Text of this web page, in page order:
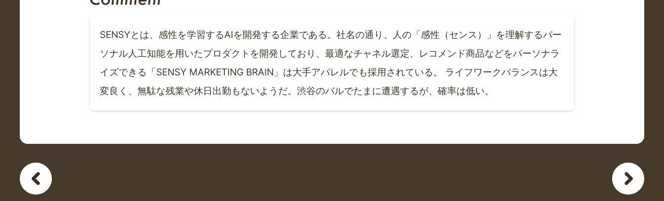
SENSYとは、感性を学習するAIを開発する企業である。社名の通り、人の「感性（センス）」を理解するパー
ソナル人工知能を用いたプロダクトを開発しており、最適なチャネル選定、レコメンド商品などをパーソナラ
イズできる「SENSY MARKETING BRAIN」は大手アパレルでも採用されている。 ライフワークバランスは大
変良く、無駄な残業や休日出勤もないようだ。渋谷のバルでたまに遭遇するが、確率は低い。